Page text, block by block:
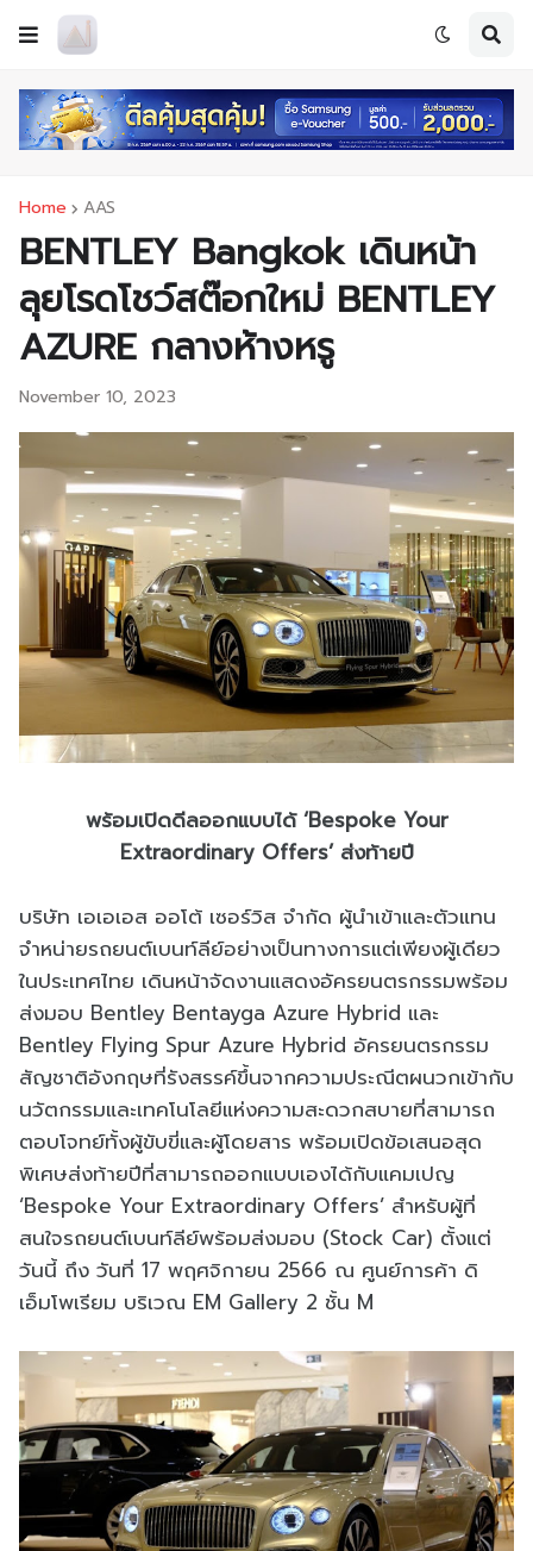
Home AAS
BENTLEY Bangkok เดินหน้า
ลุยโรดโชว์สต๊อกใหม่ BENTLEY
AZURE กลางห้างหรู
November 10, 2023
พร้อมเปิดดีลออกแบบได้ ‘Bespoke Your
Extraordinary Offers’ ส่งท้ายปี
บริษัท เอเอเอส ออโต้ เซอร์วิส จำกัด ผู้นำเข้าและตัวแทน
จำหน่ายรถยนต์เบนท์ลีย์อย่างเป็นทางการแต่เพียงผู้เดียว
ในประเทศไทย เดินหน้าจัดงานแสดงอัครยนตรกรรมพร้อม
ส่งมอบ Bentley Bentayga Azure Hybrid และ
Bentley Flying Spur Azure Hybrid อัครยนตรกรรม
สัญชาติอังกฤษที่รังสรรค์ขึ้นจากความประณีตผนวกเข้ากับ
นวัตกรรมและเทคโนโลยีแห่งความสะดวกสบายที่สามารถ
ตอบโจทย์ทั้งผู้ขับขี่และผู้โดยสาร พร้อมเปิดข้อเสนอสุด
พิเศษส่งท้ายปีที่สามารถออกแบบเองได้กับแคมเปญ
‘Bespoke Your Extraordinary Offers’ สำหรับผู้ที่
สนใจรถยนต์เบนท์ลีย์พร้อมส่งมอบ (Stock Car) ตั้งแต่
วันนี้ ถึง วันที่ 17 พฤศจิกายน 2566 ณ ศูนย์การค้า ดิ
เอ็มโพเรียม บริเวณ EM Gallery 2 ชั้น M